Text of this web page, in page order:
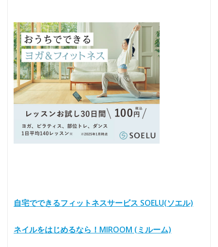
自宅でできるフィットネスサービス SOELU(ソエル)
ネイルをはじめるなら！MIROOM (ミルーム)